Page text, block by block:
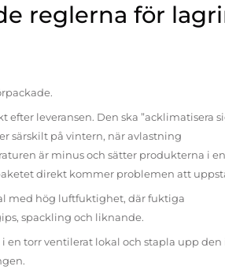
reglerna för
leveransen. Den ska ”acklimatisera
särskilt på vintern, när avlastning
är minus och sätter produkterna i
direkt kommer problemen att
med hög luftfuktighet, där fuktiga
spackling och liknande.
en torr ventilerat lokal och stapla upp den